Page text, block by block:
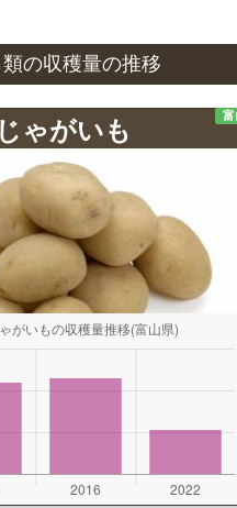
の収穫量の推移
富
じゃがいも